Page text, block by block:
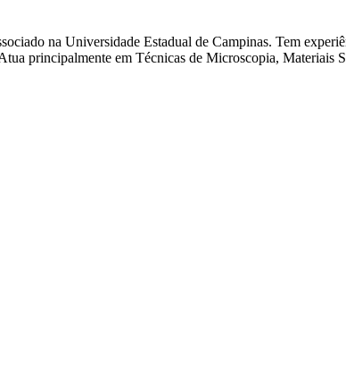
na Universidade Estadual de Campinas. Tem
principalmente em Técnicas de Microscopia, Materiais